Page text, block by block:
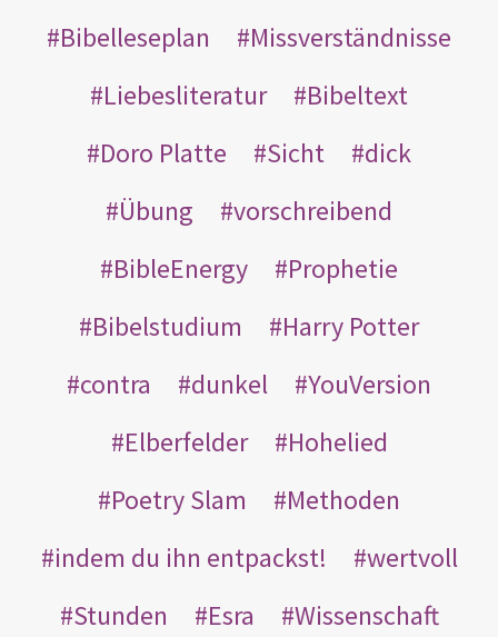
Bibelleseplan
Missverständnisse
Liebesliteratur
Bibeltext
Doro Platte
Sicht
dick
Übung
vorschreibend
BibleEnergy
Prophetie
Bibelstudium
Harry Potter
contra
dunkel
YouVersion
Elberfelder
Hohelied
Poetry Slam
Methoden
indem du ihn entpackst!
wertvoll
Stunden
Esra
Wissenschaft